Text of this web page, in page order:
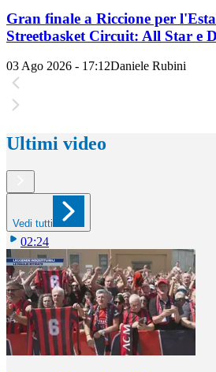
Gran finale a Riccione per
Streetbasket Circuit: All Star e
03 Ago 2026 - 17:12Daniele Rubini
Ultimi video
Vedi tutti
02:24